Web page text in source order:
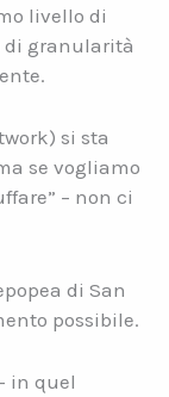
livello di
di granularità
si sta
se vogliamo
– non ci
di San
possibile.
in quel